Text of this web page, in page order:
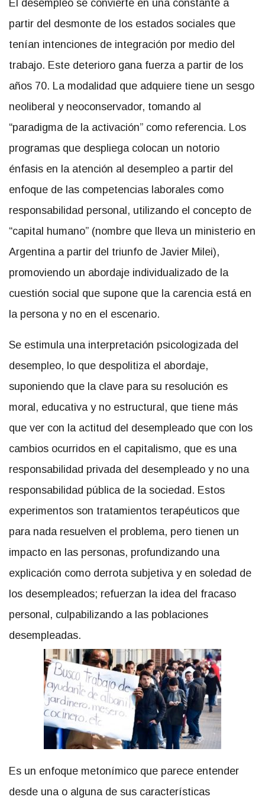
El desempleo se convierte en una constante a
partir del desmonte de los estados sociales que
tenían intenciones de integración por medio del
trabajo. Este deterioro gana fuerza a partir de los
años 70. La modalidad que adquiere tiene un sesgo
neoliberal y neoconservador, tomando al
“paradigma de la activación” como referencia. Los
programas que despliega colocan un notorio
énfasis en la atención al desempleo a partir del
enfoque de las competencias laborales como
responsabilidad personal, utilizando el concepto de
“capital humano” (nombre que lleva un ministerio en
Argentina a partir del triunfo de Javier Milei),
promoviendo un abordaje individualizado de la
cuestión social que supone que la carencia está en
la persona y no en el escenario.
Se estimula una interpretación psicologizada del
desempleo, lo que despolitiza el abordaje,
suponiendo que la clave para su resolución es
moral, educativa y no estructural, que tiene más
que ver con la actitud del desempleado que con los
cambios ocurridos en el capitalismo, que es una
responsabilidad privada del desempleado y no una
responsabilidad pública de la sociedad. Estos
experimentos son tratamientos terapéuticos que
para nada resuelven el problema, pero tienen un
impacto en las personas, profundizando una
explicación como derrota subjetiva y en soledad de
los desempleados; refuerzan la idea del fracaso
personal, culpabilizando a las poblaciones
desempleadas.
Es un enfoque metonímico que parece entender
desde una o alguna de sus características